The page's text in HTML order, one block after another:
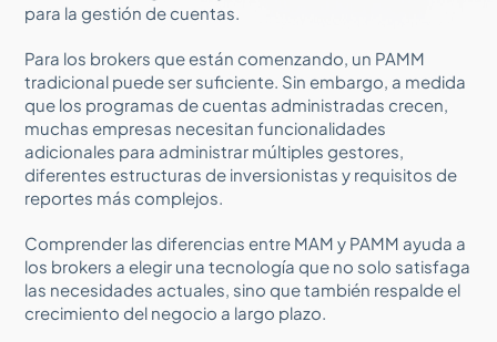
para la gestión de cuentas.
Para los brokers que están comenzando, un PAMM
tradicional puede ser suficiente. Sin embargo, a medida
que los programas de cuentas administradas crecen,
muchas empresas necesitan funcionalidades
adicionales para administrar múltiples gestores,
diferentes estructuras de inversionistas y requisitos de
reportes más complejos.
Comprender las diferencias entre MAM y PAMM ayuda a
los brokers a elegir una tecnología que no solo satisfaga
las necesidades actuales, sino que también respalde el
crecimiento del negocio a largo plazo.